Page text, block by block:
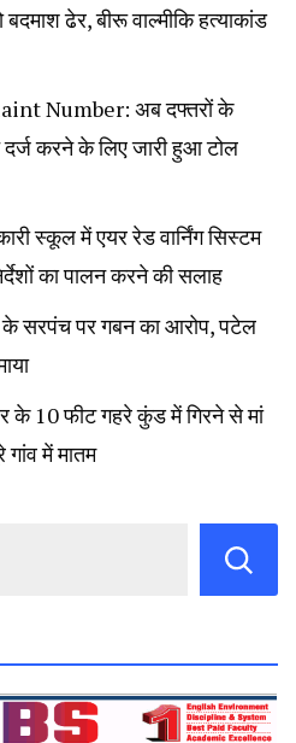
ढेर, बीरू वाल्मीकि हत्याकांड
Number: अब दफ्तरों के
करने के लिए जारी हुआ टोल
स्कूल में एयर रेड वार्निंग सिस्टम
का पालन करने की सलाह
के सरपंच पर गबन का आरोप, पटेल
के 10 फीट गहरे कुंड में गिरने से मां
गांव में मातम